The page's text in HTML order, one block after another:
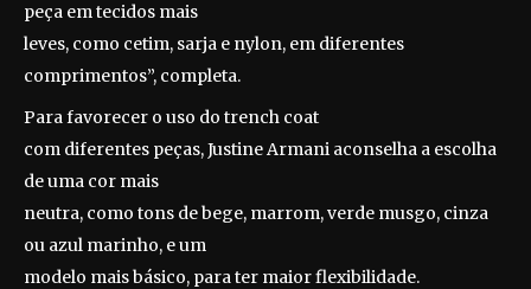
peça em tecidos mais
leves, como cetim, sarja e nylon, em diferentes
comprimentos”, completa.
Para favorecer o uso do trench coat
com diferentes peças, Justine Armani aconselha a escolha
de uma cor mais
neutra, como tons de bege, marrom, verde musgo, cinza
ou azul marinho, e um
modelo mais básico, para ter maior flexibilidade.